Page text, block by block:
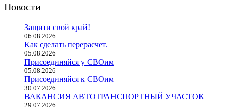
Новости
Защити свой край!
06.08.2026
Как сделать перерасчет.
05.08.2026
Присоединяйся у СВОим
05.08.2026
Присоединяйся к СВОим
30.07.2026
ВАКАНСИЯ АВТОТРАНСПОРТНЫЙ УЧАСТОК
29.07.2026